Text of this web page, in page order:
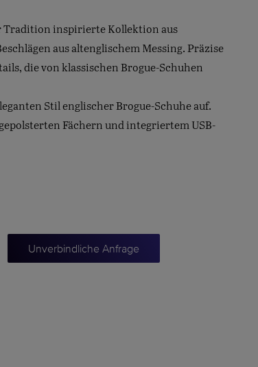
Tradition inspirierte Kollektion aus
aus altenglischem Messing. Präzise
die von klassischen Brogue-Schuhen
Stil englischer Brogue-Schuhe auf.
Fächern und integriertem USB-
Unverbindliche Anfrage